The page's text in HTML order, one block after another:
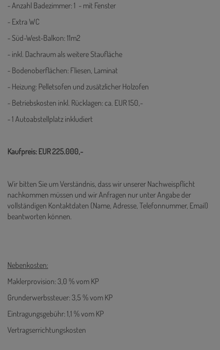
- Anzahl Badezimmer: 1 - mit Fenster
- Extra WC
- Süd-West-Balkon: 11m2
- inkl. Dachraum als weitere Staufläche
- Bodenoberflächen: Fliesen, Laminat
- Heizung: Pelletsofen und zusätzlicher Holzofen
- Betriebskosten inkl. Rücklagen: ca. EUR 150,-
- 1 Autoabstellplatz inkludiert
Kaufpreis: EUR 225.000,-
Wir bitten Sie um Verständnis, dass wir unserer Nachweispflicht
nachkommen müssen und wir Anfragen nur unter Angabe der
vollständigen Kontaktdaten (Name, Adresse, Telefonnummer, Email)
beantworten können.
Nebenkosten:
Maklerprovision: 3,0 % vom KP
Grunderwerbssteuer: 3,5 % vom KP
Eintragungsgebühr: 1,1 % vom KP
Vertragserrichtungskosten